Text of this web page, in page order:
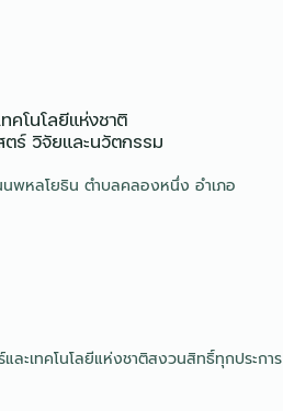
คโนโลยีแห่งชาติ​
ร์ วิจัยและนวัตกรรม
นพหลโยธิน ตำบลคลองหนึ่ง อำเภอ
ะเทคโนโลยีแห่งชาติสงวนสิทธิ์ทุกประการ